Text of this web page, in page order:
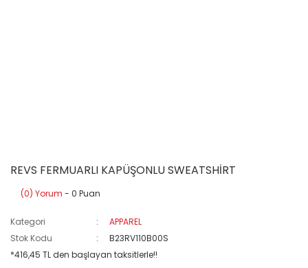
REVS FERMUARLI KAPÜŞONLU SWEATSHİRT
(0) Yorum - 0 Puan
Kategori
APPAREL
Stok Kodu
B23RV110B00S
*416,45 TL den başlayan taksitlerle!!